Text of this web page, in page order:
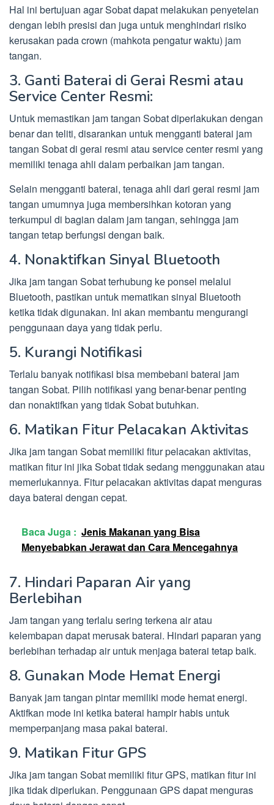
Hal ini bertujuan agar Sobat dapat melakukan penyetelan
dengan lebih presisi dan juga untuk menghindari risiko
kerusakan pada crown (mahkota pengatur waktu) jam
tangan.
3. Ganti Baterai di Gerai Resmi atau
Service Center Resmi:
Untuk memastikan jam tangan Sobat diperlakukan dengan
benar dan teliti, disarankan untuk mengganti baterai jam
tangan Sobat di gerai resmi atau service center resmi yang
memiliki tenaga ahli dalam perbaikan jam tangan.
Selain mengganti baterai, tenaga ahli dari gerai resmi jam
tangan umumnya juga membersihkan kotoran yang
terkumpul di bagian dalam jam tangan, sehingga jam
tangan tetap berfungsi dengan baik.
4. Nonaktifkan Sinyal Bluetooth
Jika jam tangan Sobat terhubung ke ponsel melalui
Bluetooth, pastikan untuk mematikan sinyal Bluetooth
ketika tidak digunakan. Ini akan membantu mengurangi
penggunaan daya yang tidak perlu.
5. Kurangi Notifikasi
Terlalu banyak notifikasi bisa membebani baterai jam
tangan Sobat. Pilih notifikasi yang benar-benar penting
dan nonaktifkan yang tidak Sobat butuhkan.
6. Matikan Fitur Pelacakan Aktivitas
Jika jam tangan Sobat memiliki fitur pelacakan aktivitas,
matikan fitur ini jika Sobat tidak sedang menggunakan atau
memerlukannya. Fitur pelacakan aktivitas dapat menguras
daya baterai dengan cepat.
Baca Juga : Jenis Makanan yang Bisa
Menyebabkan Jerawat dan Cara Mencegahnya
7. Hindari Paparan Air yang
Berlebihan
Jam tangan yang terlalu sering terkena air atau
kelembapan dapat merusak baterai. Hindari paparan yang
berlebihan terhadap air untuk menjaga baterai tetap baik.
8. Gunakan Mode Hemat Energi
Banyak jam tangan pintar memiliki mode hemat energi.
Aktifkan mode ini ketika baterai hampir habis untuk
memperpanjang masa pakai baterai.
9. Matikan Fitur GPS
Jika jam tangan Sobat memiliki fitur GPS, matikan fitur ini
jika tidak diperlukan. Penggunaan GPS dapat menguras